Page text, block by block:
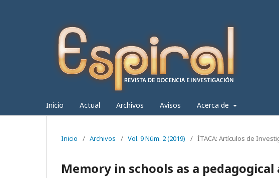
Inicio Actual Archivos Avisos Acerca de
Inicio / Archivos / Vol. 9 Núm. 2 (2019) / ÍTACA: Artículos de
Memory in schools as a